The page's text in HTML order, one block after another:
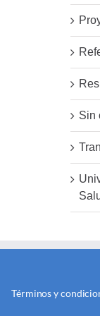
Sin
Términos y